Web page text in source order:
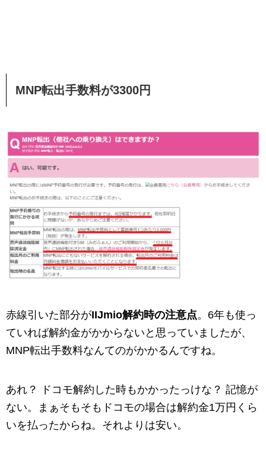
MNP転出手数料が3300円
赤線引いた部分がIIJmio解約時の注意点。6年も使っ
ていれば解約金がかからないと思っていましたが、
MNP転出手数料なんてのがかかるんですね。
あれ？ ドコモ解約した時もかかったっけな？ 記憶が
ない。まぁそもそもドコモの場合は解約金1万円くら
いを払ったからね。それよりは安い。